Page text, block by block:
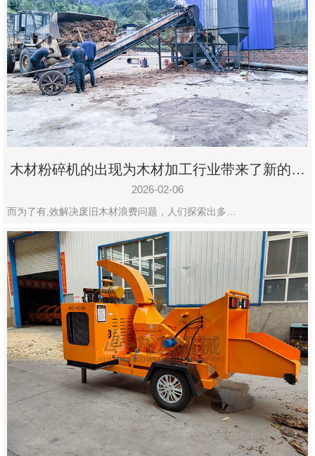
木材粉碎机的出现为木材加工行业带来了新的变
化
2026-02-06
而为了有,效解决废旧木材浪费问题，人们探索出多…